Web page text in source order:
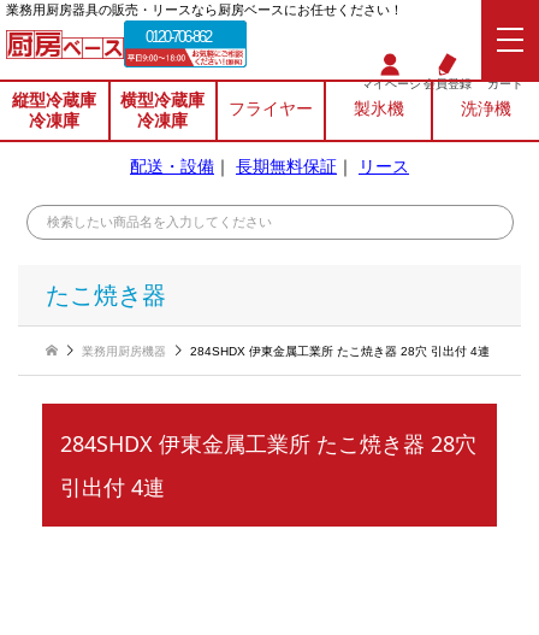
業務⽤厨房器具の販売・リースなら厨房ベースにお任せください！
0120-706-862
マイページ会員登録 カート
縦型冷蔵庫
冷凍庫
横型冷蔵庫
冷凍庫
フライヤー 製氷機 洗浄機
配送・設備 ｜ 長期無料保証 ｜ リース
たこ焼き器
業務用厨房機器 284SHDX 伊東金属工業所 たこ焼き器 28穴 引出付 4連
284SHDX 伊東金属工業所 たこ焼き器 28穴
引出付 4連